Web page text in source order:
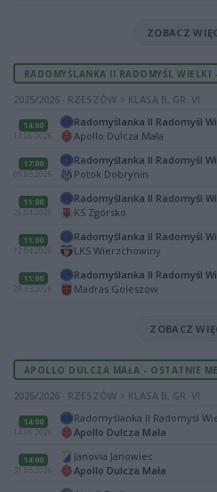
ZOBACZ
RADOMYŚLANKA II RADOMYŚL WIELKI
2025/2026 · RZESZÓW > KLASA B, GR. VI
14:00
14.06.2026
Radomyślanka II Radomyśl
Apollo Dulcza Mała
17:00
09.05.2026
Radomyślanka II Radomyśl
Potok Dobrynin
11:00
26.04.2026
Radomyślanka II Radomyśl
KS Zgórsko
11:00
12.04.2026
Radomyślanka II Radomyśl
LKS Wierzchowiny
11:00
29.03.2026
Radomyślanka II Radomyśl
Madras Goleszów
ZOBACZ
APOLLO DULCZA MAŁA - OSTATNIE
2025/2026 · RZESZÓW > KLASA B, GR. VI
14:00
14.06.2026
Radomyślanka II Radomyśl
Apollo Dulcza Mała
14:00
31.05.2026
Janovia Janowiec
Apollo Dulcza Mała